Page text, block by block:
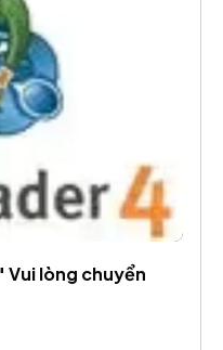
Vui lòng chuyển